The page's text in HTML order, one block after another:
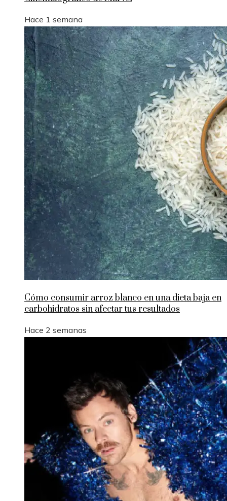
Hace 1 semana
Cómo consumir arroz blanco en una dieta baja en
carbohidratos sin afectar tus resultados
Hace 2 semanas